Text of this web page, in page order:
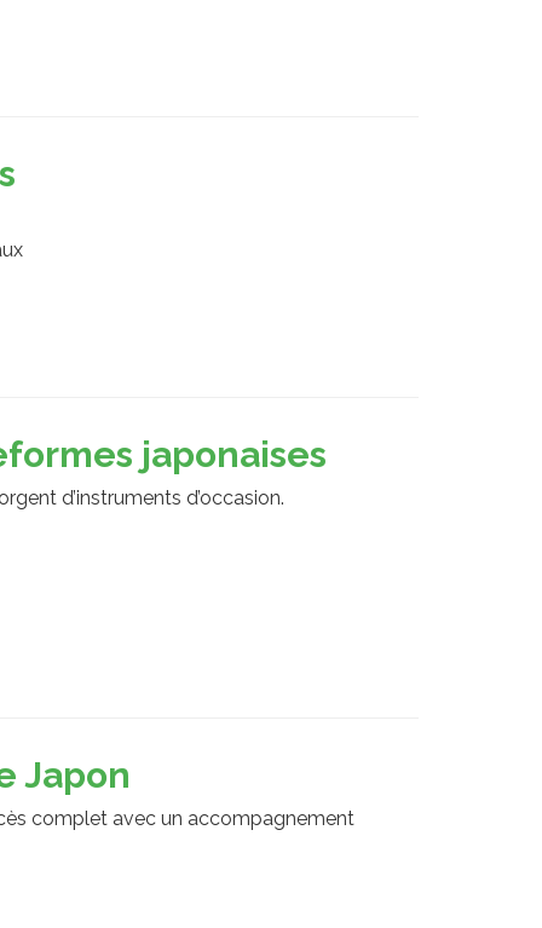
japonaises
d’instruments d’occasion.
Japon
complet avec un accompagnement